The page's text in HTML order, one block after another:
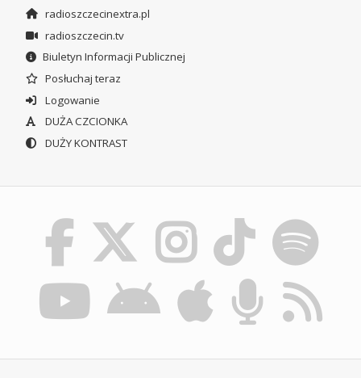
radioszczecinextra.pl
radioszczecin.tv
Biuletyn Informacji Publicznej
Posłuchaj teraz
Logowanie
DUŻA CZCIONKA
DUŻY KONTRAST